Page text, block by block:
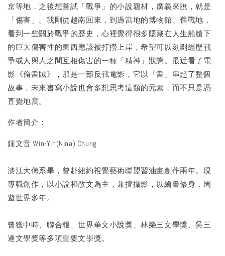
京等地，之後想嘗試「戰爭」的小說題材，廣義來說，就是
「傷害」。我剛從越南回來，到過當地的博物館、舊戰地，
看到一些關於戰爭的歷史，心裡覺得很多隱藏在人生船艙下
的巨大傷害性的東西應該被打撈上岸，希望可以刻劃經歷戰
爭或人與人之間互相傷害的一種「精神」狀態。最近看了電
影《偷書賊》，那是一部反戰電影，它以「書」串起了整個
故事，未來書寫小說也會多想思考這類的元素，而不只是憑
直覺地寫。
作者簡介：
鍾文音 Win-Yin(Nina) Chung
淡江大傳系畢，曾赴紐約視覺藝術聯盟習油畫創作兩年。現
專職創作，以小說和散文為主，兼擅攝影，以繪畫修身，周
遊世界多年。
曾獲中時、聯合報、世界華文小說獎、林榮三文學獎、吳三
連文學獎等多項重要文學獎。